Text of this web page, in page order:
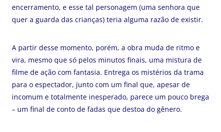
encerramento, e esse tal personagem (uma senhora que
quer a guarda das crianças) teria alguma razão de existir.
A partir desse momento, porém, a obra muda de ritmo e
vira, mesmo que só pelos minutos finais, uma mistura de
filme de ação com fantasia. Entrega os mistérios da trama
para o espectador, junto com um final que, apesar de
incomum e totalmente inesperado, parece um pouco brega
– um final de conto de fadas que destoa do gênero.